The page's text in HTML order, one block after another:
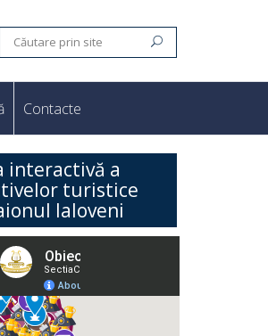
Contacte
interactivă a
turistice
Ialoveni